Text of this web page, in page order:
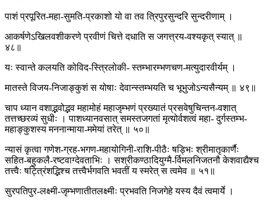
पाशं प्रपूरित-महा-सुमति-प्रकाशो यो वा तव त्रिपुरसुन्दरि सुन्दरीणाम् ।
आकर्षणेऽखिलवशीकरणे प्रवीणं चित्ते दधाति स जगत्त्रय-वश्यकृत् स्यात् ॥
४८॥
यः स्वान्ते कलयति कोविद-स्त्रिलोकी- स्तम्भारम्भणचण-मत्युदारवीर्यम् ।
मातस्ते विजय-निजाङ्कुशं स योषाः देवान्स्तम्भयति च भूभुजोऽन्यसैन्यम् ॥ ४९॥
चाप ध्यान वशाद्भवोद्भव महामोहं महाजृम्भणं प्रख्यातं प्रसवेषुचिन्तन-वशात्
तत्तच्छरव्यं सुधीः । पाशध्यानवसात् समस्तजगतां मृत्योर्वशत्वं महा- दुर्गस्तम्भ-
महाङ्कुशस्य मननान्माया-ममेयां तरेत् ॥ ५०॥
न्यासं कृत्वा गणेश-ग्रह-भगण-महायोगिनी-राशि-पीठैः षड्भिः श्रीमातृकार्णैः
सहित-बहुकलै-रष्टवाग्देवताभिः । सश्रीकण्ठादियुग्मै-र्विमलनिजतनौ केशवाद्यैश्च
तत्त्वैः षट्त्रिंशद्भिश्च तत्त्वैर्भगवति भवतीं य स्मरेत् स त्वमेव ॥ ५१॥
सुरपतिपुर-लक्ष्मी-जृम्भणातीतलक्ष्मीः प्रभवति निजगेहे यस्य दैवं त्वमार्ये ।